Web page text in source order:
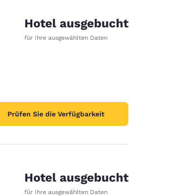
Hotel ausgebucht
für Ihre ausgewählten Daten
Prüfen Sie die Verfügbarkeit
Hotel ausgebucht
für Ihre ausgewählten Daten